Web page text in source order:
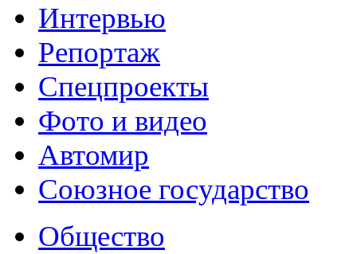
Интервью
Репортаж
Спецпроекты
Фото и видео
Автомир
Союзное государство
Общество